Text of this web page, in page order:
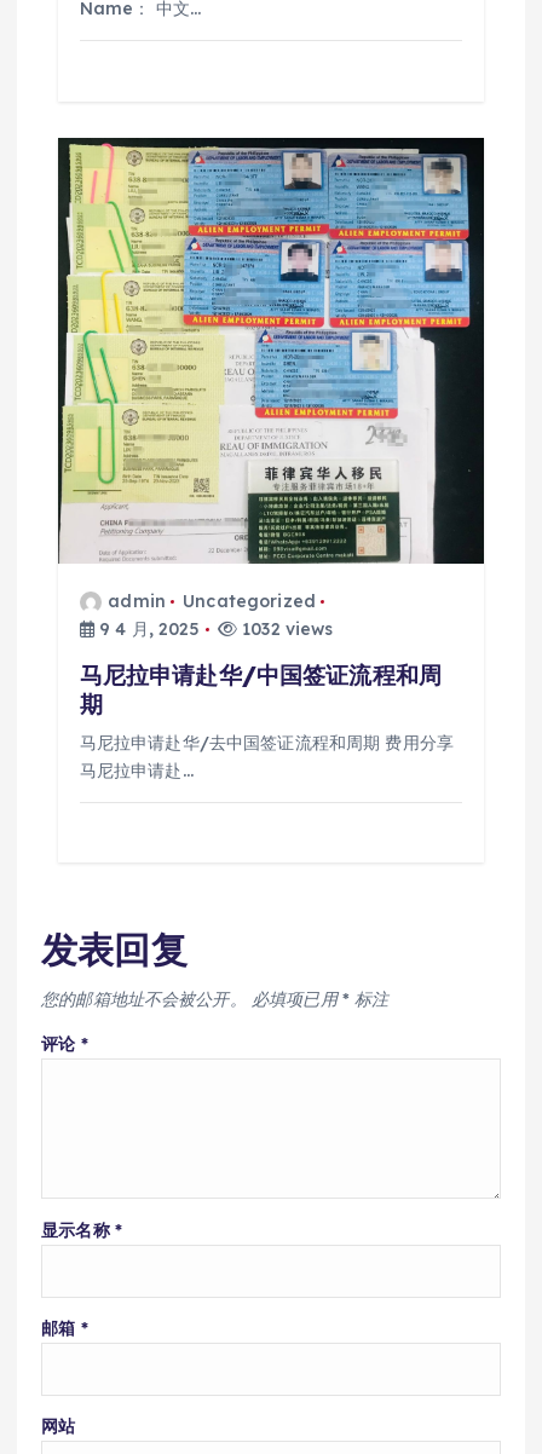
Name： 中文…
admin
Uncategorized
9 4 月, 2025
1032 views
马尼拉申请赴华/中国签证流程和周
期
马尼拉申请赴华/去中国签证流程和周期 费用分享
马尼拉申请赴…
发表回复
您的邮箱地址不会被公开。 必填项已用* 标注
评论 *
显示名称 *
邮箱 *
网站